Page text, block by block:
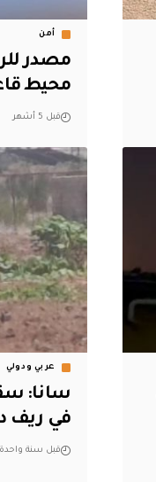
أمن
مصدر
محيط
قبل 5 أشهر
عربي ودولي
سانا:
في ريف
قبل سنة واحدة